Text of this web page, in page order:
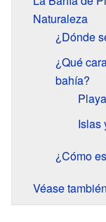
Naturaleza
¿Dónde
¿Qué
bahía?
Islas
¿Cómo
Véase también